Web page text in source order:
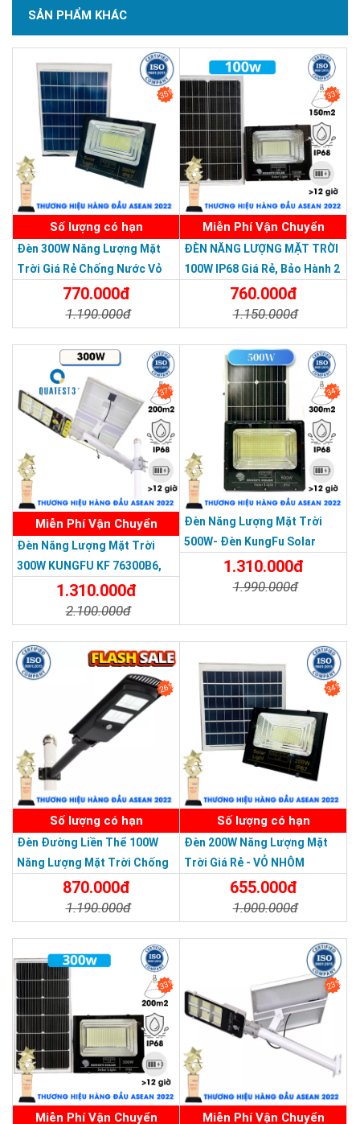
CHỨNG NHẬN TỪ JINDIAN
SẢN PHẨM CHẤT LƯỢNG - DỊCH VỤ TIN DÙNG LẦN VII - 2020
THƯƠNG HIỆU HÀNG ĐẦU ASEAN 2022
SẢN PHẨM DỊCH VỤ CHẤT LƯỢNG ASEAN 2019
SẢN PHẨM KHÁC
35%
Số lượng có hạn
Đèn 300W Năng Lượng Mặt
Trời Giá Rẻ Chống Nước Vỏ
Nhôm Đúc770.000đ
1.190.000đ
33%
Miễn Phí Vận Chuyển
ĐÈN NĂNG LƯỢNG MẶT TRỜI
100W IP68 Giá Rẻ, Bảo Hành 2
760.000đ
1.150.000đ
37%
Miễn Phí Vận Chuyển
Đèn Năng Lượng Mặt Trời
300W KUNGFU KF 76300B6,
IP68, Bảng Giá 2026
1.310.000đ
2.100.000đ
34%
Đèn Năng Lượng Mặt Trời
500W- Đèn KungFu Solar
Năng Lượng Mặt Trời 500W,IP
67 Loại Lớn
1.310.000đ
1.990.000đ
26%
Số lượng có hạn
Đèn Đường Liền Thể 100W
Năng Lượng Mặt Trời Chống
Nước Giá Rẻ870.000đ
1.190.000đ
34%
Số lượng có hạn
Đèn 200W Năng Lượng Mặt
Trời Giá Rẻ - VỎ NHÔM
655.000đ
1.000.000đ
33%
Miễn Phí Vận Chuyển
23%
Miễn Phí Vận Chuyển